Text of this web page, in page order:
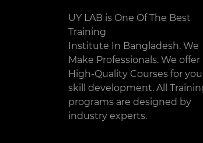
UY LAB is One Of The Best
Training
Institute In Bangladesh. We
Make Professionals. We offer
High-Quality Courses for
skill development. All
programs are designed by
industry experts.